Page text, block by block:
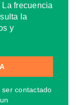
frecuencia
la
y
contactado